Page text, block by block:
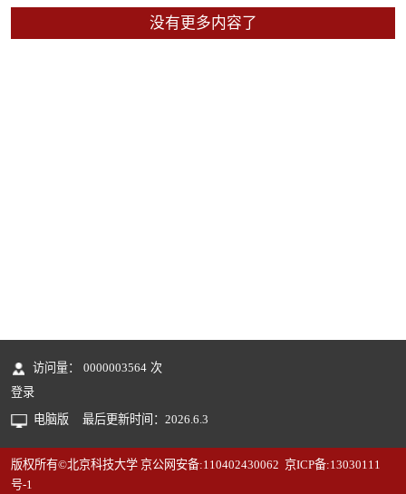
没有更多内容了
访问量： 0000003564 次
登录
电脑版
最后更新时间： 2026.6.3
版权所有©北京科技大学 京公网安备:110402430062 京ICP备:13030111
号-1